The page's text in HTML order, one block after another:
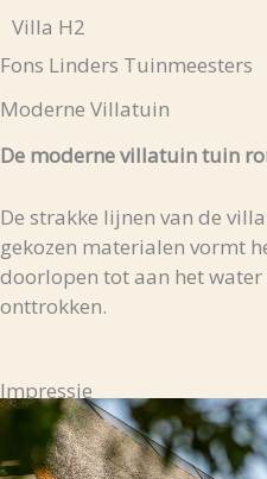
Skip
to
content
Villa H2
Fons Linders Tuinmeesters
Moderne Villatuin
De moderne villatuin tuin
De strakke lijnen van de
gekozen materialen vormt
doorlopen tot aan het
onttrokken.
Impressie